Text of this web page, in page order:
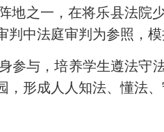
地之一，在将乐县法院
中法庭审判为参照，模
与，培养学生遵法守
形成人人知法、懂法、